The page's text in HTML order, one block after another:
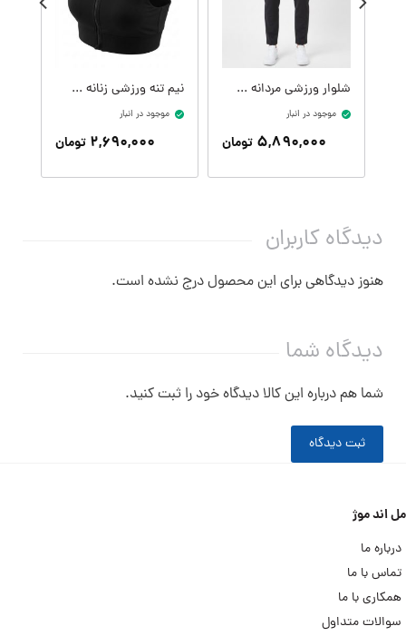
شلوار ورزشی مردانه کدM09407-001
موجود در انبار
۵,۸۹۰,۰۰۰ تومان
نیم تنه ورزشی زنانه کدW09399-001
موجود در انبار
۲,۶۹۰,۰۰۰ تومان
دیدگاه کاربران
هنوز دیدگاهی برای این محصول درج نشده است.
دیدگاه شما
شما هم درباره این کالا دیدگاه خود را ثبت کنید.
ثبت دیدگاه
مل اند موژ
درباره ما
تماس با ما
همکاری با ما
سوالات متداول